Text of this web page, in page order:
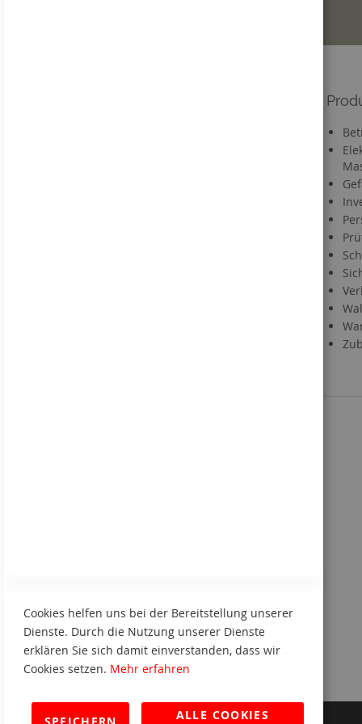
Kennenlern-Paket anfordern
Cookies helfen uns bei der Bereitstellung unserer
Dienste. Durch die Nutzung unserer Dienste
erklären Sie sich damit einverstanden, dass wir
Cookies setzen. Mehr erfahren
ALLE COOKIES